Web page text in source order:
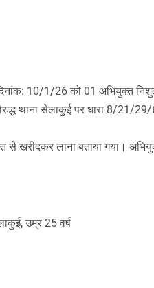
दिनांक: 10/1/26 को 01 अभियुक्त
थाना सेलाकुई पर धारा 8/21/
से खरीदकर लाना बताया गया।
उम्र 25 वर्ष